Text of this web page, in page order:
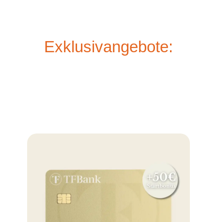
Exklusivangebote: